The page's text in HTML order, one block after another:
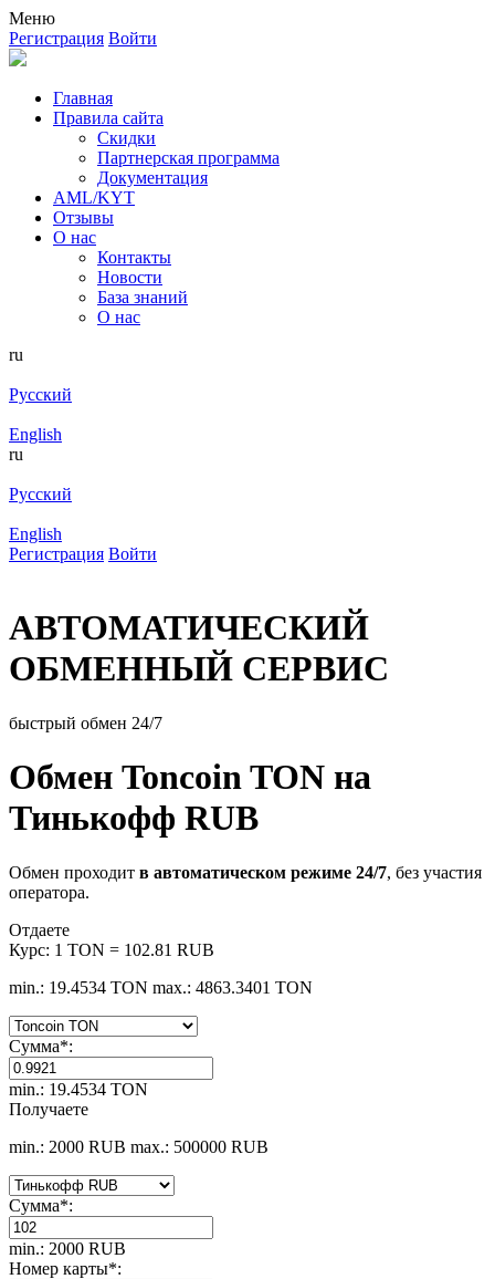
Меню
Регистрация Войти
Главная
Правила сайта
Скидки
Партнерская программа
Документация
AML/KYT
Отзывы
О нас
Контакты
Новости
База знаний
О нас
ru
Русский
English
ru
Русский
English
Регистрация Войти
АВТОМАТИЧЕСКИЙ
ОБМЕННЫЙ СЕРВИС
быстрый обмен 24/7
Обмен Toncoin TON на
Тинькофф RUB
Обмен проходит в автоматическом режиме 24/7, без участия
оператора.
Отдаете
Курс: 1 TON = 102.81 RUB
min.: 19.4534 TON max.: 4863.3401 TON
Сумма*:
min.: 19.4534 TON
Получаете
min.: 2000 RUB max.: 500000 RUB
Сумма*:
min.: 2000 RUB
Номер карты*: